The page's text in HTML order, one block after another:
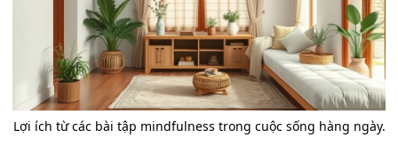
Lợi ích từ các bài tập mindfulness trong cuộc sống hàng ngày.